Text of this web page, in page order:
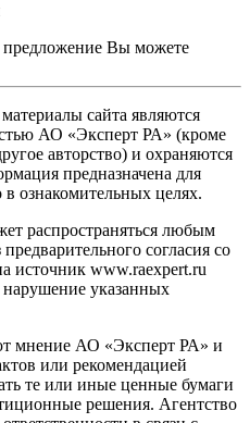
предложение Вы можете
сайта являются
АО «Эксперт РА» (кроме
авторство) и охраняются
предназначена для
ознакомительных целях.
распространяться любым
согласия со
источник www.raexpert.ru
указанных
мнение АО «Эксперт РА» и
или рекомендацией
те или иные ценные бумаги
решения. Агентство